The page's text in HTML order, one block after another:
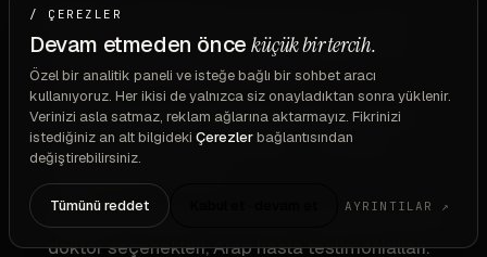
İngilizce (İngiltere):
İngiltere-Türkiye fiyat karşılaştırmaları, uçuş
bilgileri gibi UK-spesifik içerikler.
Almanca:Kalite sertifikaları, doktor nitelikleri,
detaylı prosedür açıklamaları — Almanlar
araştırmacı ve detaycı.
Arapça:Kültürel hassasiyetler, halal uyum, kadın
doktor seçenekleri, Arap hasta testimonialları.
/ ÇEREZLER
Devam etmeden önceküçük bir tercih.
Özel bir analitik paneli ve isteğe bağlı bir sohbet aracı
kullanıyoruz. Her ikisi de yalnızca siz onayladıktan sonra yüklenir.
Verinizi asla satmaz, reklam ağlarına aktarmayız. Fikrinizi
istediğiniz an alt bilgideki Çerezlerbağlantısından
değiştirebilirsiniz.
Tümünü reddet AYRINTILAR ↗